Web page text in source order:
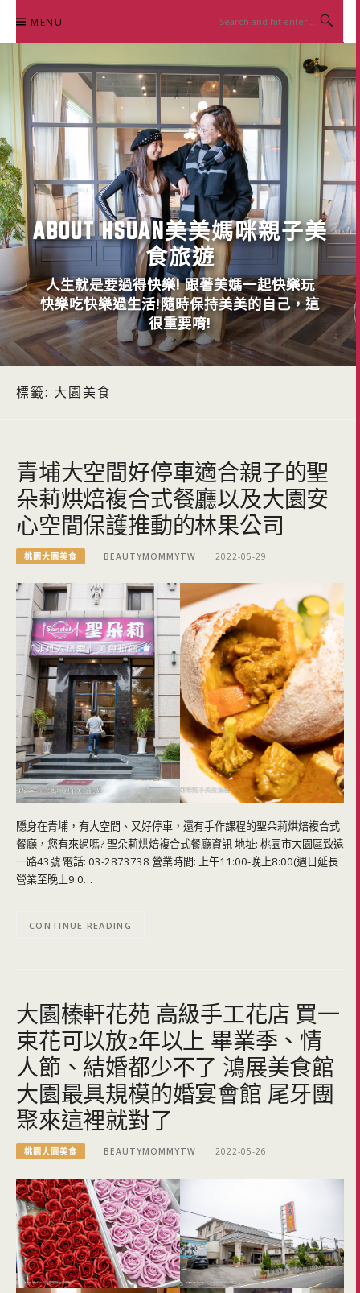
content
MENU
ABOUT HSUAN美美媽咪親子美
食旅遊
人生就是要過得快樂! 跟著美媽一起快樂玩
快樂吃快樂過生活!隨時保持美美的自己，這
很重要唷!
標籤: 大園美食
青埔大空間好停車適合親子的聖
朵莉烘焙複合式餐廳以及大園安
心空間保護推動的林果公司
桃園大園美食 BEAUTYMOMMYTW 2022-05-29
隱身在青埔，有大空間、又好停車，還有手作課程的聖朵莉烘焙複合式
餐廳，您有來過嗎? 聖朵莉烘焙複合式餐廳資訊 地址: 桃園市大園區致遠
一路43號 電話: 03-2873738 營業時間: 上午11:00-晚上8:00(週日延長
營業至晚上9:0…
CONTINUE READING
大園榛軒花苑 高級手工花店 買一
束花可以放2年以上 畢業季、情
人節、結婚都少不了 鴻展美食館
大園最具規模的婚宴會館 尾牙團
聚來這裡就對了
桃園大園美食 BEAUTYMOMMYTW 2022-05-26